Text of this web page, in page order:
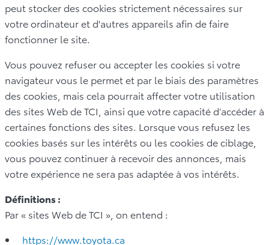
peut stocker des cookies strictement nécessaires sur
votre ordinateur et d'autres appareils afin de faire
fonctionner le site.
Vous pouvez refuser ou accepter les cookies si votre
navigateur vous le permet et par le biais des paramètres
des cookies, mais cela pourrait affecter votre utilisation
des sites Web de TCI, ainsi que votre capacité d’accéder à
certaines fonctions des sites. Lorsque vous refusez les
cookies basés sur les intérêts ou les cookies de ciblage,
vous pouvez continuer à recevoir des annonces, mais
votre expérience ne sera pas adaptée à vos intérêts.
Définitions :
Par « sites Web de TCI », on entend :
https://www.toyota.ca